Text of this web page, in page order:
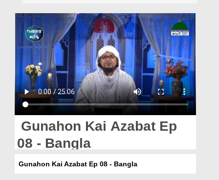
Volunteer Portal
Donation
Blog
Magazine
Gunahon Kai Azabat Ep
08 - Bangla
Gunahon Kai Azabat Ep 08 - Bangla